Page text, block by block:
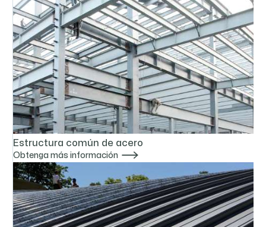
Estructura común de acero
Obtenga más información 